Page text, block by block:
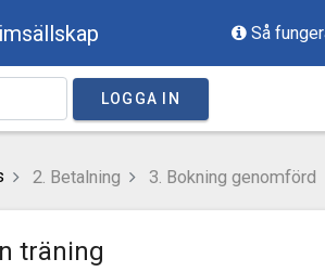
Så
LOGGA IN
2. Betalning 3. Bokning genomförd
träning